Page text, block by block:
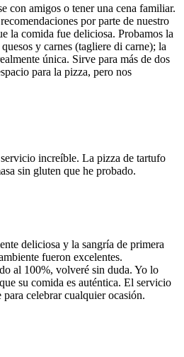
con amigos o tener una cena familiar.
por parte de nuestro
la comida fue deliciosa. Probamos la
y carnes (tagliere di carne); la
única. Sirve para más de dos
para la pizza, pero nos
increíble. La pizza de tartufo
sin gluten que he probado.
deliciosa y la sangría de primera
fueron excelentes.
al 100%, volveré sin duda. Yo lo
su comida es auténtica. El servicio
celebrar cualquier ocasión.